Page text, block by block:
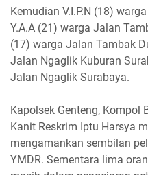
Kemudian V.I.P.N (18)
Y.A.A (21) warga Jalan
(17) warga Jalan Tambak
Jalan Ngaglik Kuburan
Jalan Ngaglik Surabaya.
Kapolsek Genteng, Kompol
Kanit Reskrim Iptu Harsya
mengamankan sembilan
YMDR. Sementara lima